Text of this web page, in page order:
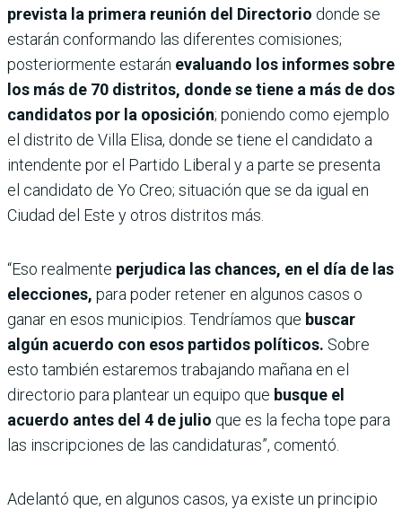
prevista la primera reunión del Directorio donde se
estarán conformando las diferentes comisiones;
posteriormente estarán evaluando los informes sobre
los más de 70 distritos, donde se tiene a más de dos
candidatos por la oposición; poniendo como ejemplo
el distrito de Villa Elisa, donde se tiene el candidato a
intendente por el Partido Liberal y a parte se presenta
el candidato de Yo Creo; situación que se da igual en
Ciudad del Este y otros distritos más.
“Eso realmente perjudica las chances, en el día de las
elecciones, para poder retener en algunos casos o
ganar en esos municipios. Tendríamos que buscar
algún acuerdo con esos partidos políticos. Sobre
esto también estaremos trabajando mañana en el
directorio para plantear un equipo que busque el
acuerdo antes del 4 de julio que es la fecha tope para
las inscripciones de las candidaturas”, comentó.
Adelantó que, en algunos casos, ya existe un principio